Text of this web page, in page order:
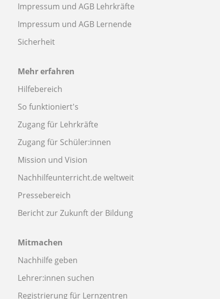
Impressum und AGB Lehrkräfte
Impressum und AGB Lernende
Sicherheit
Mehr erfahren
Hilfebereich
So funktioniert's
Zugang für Lehrkräfte
Zugang für Schüler:innen
Mission und Vision
Nachhilfeunterricht.de weltweit
Pressebereich
Bericht zur Zukunft der Bildung
Mitmachen
Nachhilfe geben
Lehrer:innen suchen
Registrierung für Lernzentren